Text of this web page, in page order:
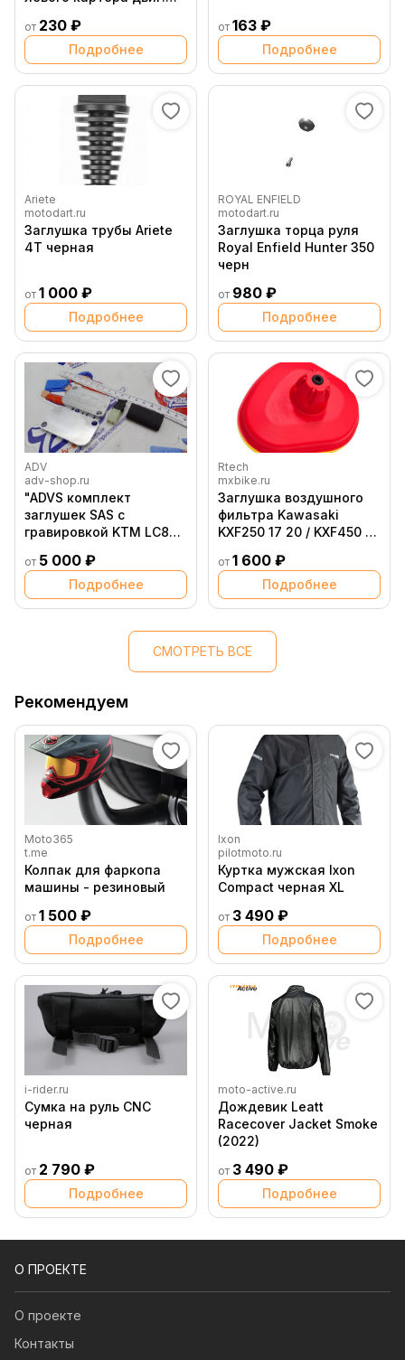
стартер) SM PARTS
от 230 ₽
Подробнее
от 163 ₽
Подробнее
Ariete
motodart.ru
Заглушка трубы Ariete
4Т черная
от 1 000 ₽
Подробнее
ROYAL ENFIELD
motodart.ru
Заглушка торца руля
Royal Enfield Hunter 350
черн
от 980 ₽
Подробнее
ADV
adv-shop.ru
"ADVS комплект
заглушек SAS с
гравировкой KTM LC8
от 5 000 ₽
Подробнее
Rtech
mxbike.ru
Заглушка воздушного
фильтра Kawasaki
KXF250 17 20 / KXF450 16
от 1 600 ₽
Подробнее
СМОТРЕТЬ ВСЕ
Рекомендуем
Moto365
t.me
Колпак для фаркопа
машины - резиновый
от 1 500 ₽
Подробнее
Ixon
pilotmoto.ru
Куртка мужская Ixon
Compact черная XL
от 3 490 ₽
Подробнее
i-rider.ru
Сумка на руль CNC
черная
от 2 790 ₽
Подробнее
moto-active.ru
Дождевик Leatt
Racecover Jacket Smoke
(2022)
от 3 490 ₽
Подробнее
О ПРОЕКТЕ
О проекте
Контакты